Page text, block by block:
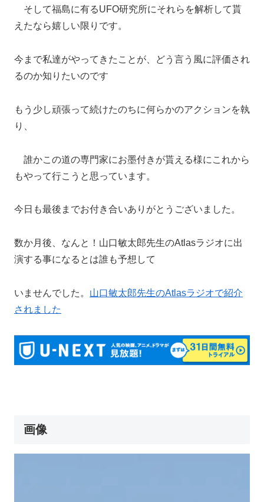
そして福島に有るUFO研究所にそれらを解析して貰
えたなら嬉しい限りです。
今まで私達がやってきたことが、どう言う風に評価され
るのか知りたいのです
もう少し頑張って続けたのちに何らかのアクションを執
り、
誰かこの道の専門家にお墨付きが貰える様にこれから
もやって行こうと思っています。
今日も最後までお付き合いありがとうございました。
数か月後、なんと！山口敏太郎先生のAtlasラジオに出
演する事になるとは誰も予想して
いませんでした。 山口敏太郎先生のAtlasラジオで紹介
されました
画像